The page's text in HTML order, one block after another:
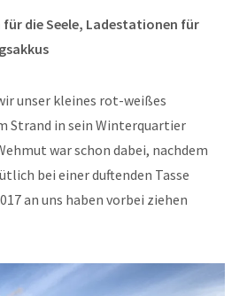
für die Seele, Ladestationen für
unser kleines rot-weißes
Strand in sein Winterquartier
war schon dabei, nachdem
bei einer duftenden Tasse
an uns haben vorbei ziehen